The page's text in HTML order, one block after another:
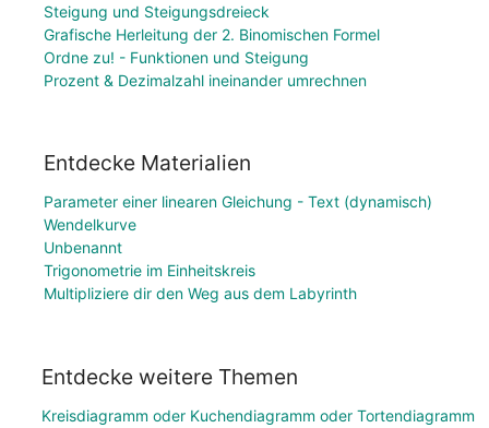
Steigung und Steigungsdreieck
Grafische Herleitung der 2. Binomischen Formel
Ordne zu! - Funktionen und Steigung
Prozent & Dezimalzahl ineinander umrechnen
Entdecke Materialien
Parameter einer linearen Gleichung - Text (dynamisch)
Wendelkurve
Unbenannt
Trigonometrie im Einheitskreis
Multipliziere dir den Weg aus dem Labyrinth
Entdecke weitere Themen
Kreisdiagramm oder Kuchendiagramm oder Tortendiagramm